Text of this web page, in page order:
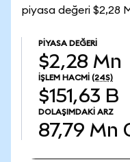
piyasa değeri $2,28
PIYASA DEĞERI
$2,28 Mn
İŞLEM HACMI (24S)
$151,63 B
DOLAŞIMDAKI ARZ
87,79 Mn